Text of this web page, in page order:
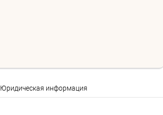
Юридическая информация